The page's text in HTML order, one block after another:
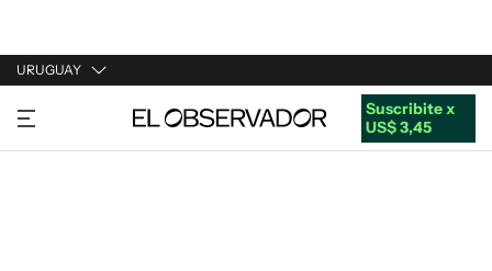
URUGUAY
URUGUAY
ARGENTINA
Suscribite x
US$ 3,45